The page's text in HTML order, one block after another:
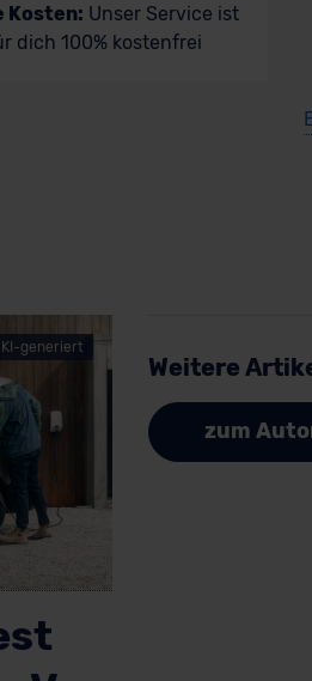
Kosten: Unser Service ist
dich 100% kostenfrei
KI-generiert
Weitere
zum